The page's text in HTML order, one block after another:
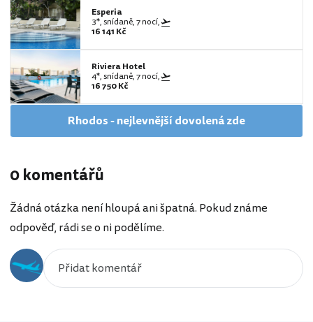
Esperia
3*, snídaně, 7 nocí,
16 141 Kč
Riviera Hotel
4*, snídaně, 7 nocí,
16 750 Kč
Rhodos - nejlevnější dovolená zde
0 komentářů
Žádná otázka není hloupá ani špatná. Pokud známe
odpověď, rádi se o ni podělíme.